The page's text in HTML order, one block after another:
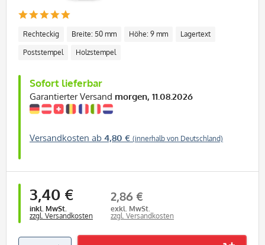
Rechteckig Breite: 50 mm Höhe: 9 mm Lagertext
Poststempel Holzstempel
Sofort lieferbar
Garantierter Versand morgen, 11.08.2026
Versandkosten ab 4,80 € (innerhalb von Deutschland)
3,40 €
inkl. MwSt.
zzgl. Versandkosten
2,86 €
exkl. MwSt.
zzgl. Versandkosten